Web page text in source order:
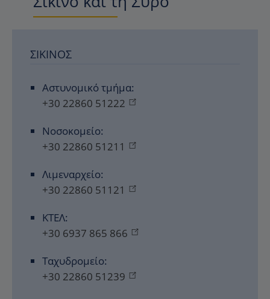
ΣΊΚΙΝΟΣ
Αστυνομικό τμήμα:
+30 22860 51222
Νοσοκομείο:
+30 22860 51211
Λιμεναρχείο:
+30 22860 51121
ΚΤΕΛ:
+30 6937 865 866
Ταχυδρομείο:
+30 22860 51239